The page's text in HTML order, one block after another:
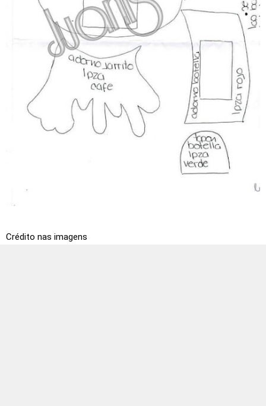
Crédito nas imagens